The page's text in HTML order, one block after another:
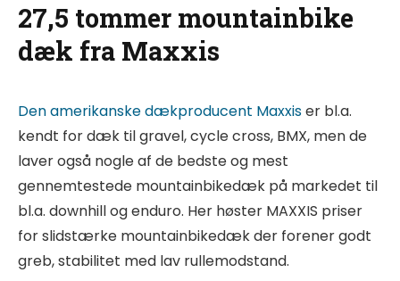
27,5 tommer mountainbike
dæk fra Maxxis
Den amerikanske dækproducent Maxxiser bl.a.
kendt for dæk til gravel, cycle cross, BMX, men de
laver også nogle af de bedste og mest
gennemtestede mountainbikedæk på markedet til
bl.a. downhill og enduro. Her høster MAXXIS priser
for slidstærke mountainbikedæk der forener godt
greb, stabilitet med lav rullemodstand.